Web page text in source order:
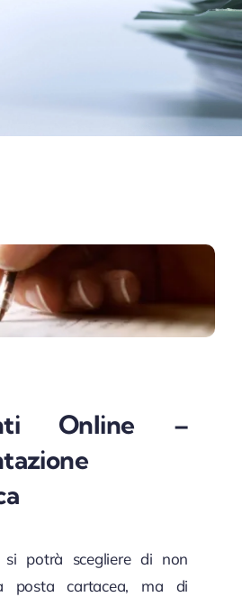
Online –
potrà scegliere di non
posta cartacea, ma di